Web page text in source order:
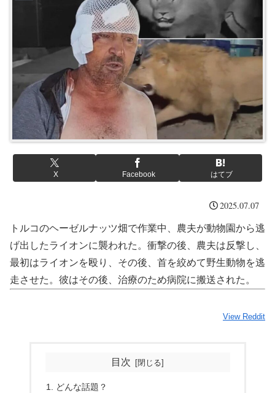
X Facebook はてブ
2025.07.07
トルコのヘーゼルナッツ畑で作業中、農夫が動物園から逃
げ出したライオンに襲われた。衝撃の後、農夫は反撃し、
最初はライオンを殴り、その後、首を絞めて野生動物を逃
走させた。彼はその後、治療のため病院に搬送された。
View Reddit
目次
どんな話題？